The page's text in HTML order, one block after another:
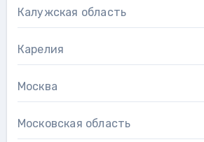
Калужская область
Карелия
Москва
Московская область